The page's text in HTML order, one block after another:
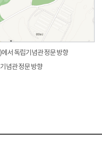
서 독립기념관 정문 방향
념관 정문 방향